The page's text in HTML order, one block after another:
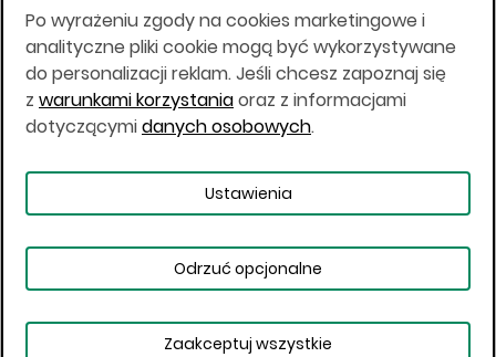
Japonii, ani w dowolnej innej jurysdykcji, w której
taki materiał byłby sprzeczny z prawem lub w
których zgodne z prawem nabycie produktów
inwestycyjnych nie jest możliwe lub w której nie
jest możliwe złożenie oferty. Prawa obowiązujące
w danej jurysdykcji określają, czy jest możliwe
nabycie poszczególnych produktów
Copyright © 2026 BOŚ | BOSSA.PL
Warunki korzystania
Dane osobowe
Po wyrażeniu zgody na cookies marketingowe i
analityczne pliki cookie mogą być wykorzystywane
do personalizacji reklam. Jeśli chcesz zapoznaj się
z warunkami korzystaniaoraz z informacjami
dotyczącymidanych osobowych.
Ustawienia
Odrzuć opcjonalne
Zaakceptuj wszystkie